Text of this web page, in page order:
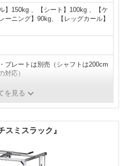
】150kg 、【シート】100kg 、【ケ
ーニング】90kg、【レッグカール】
プレートは別売（シャフトは200cm
対応）
を見る
スミスラック』